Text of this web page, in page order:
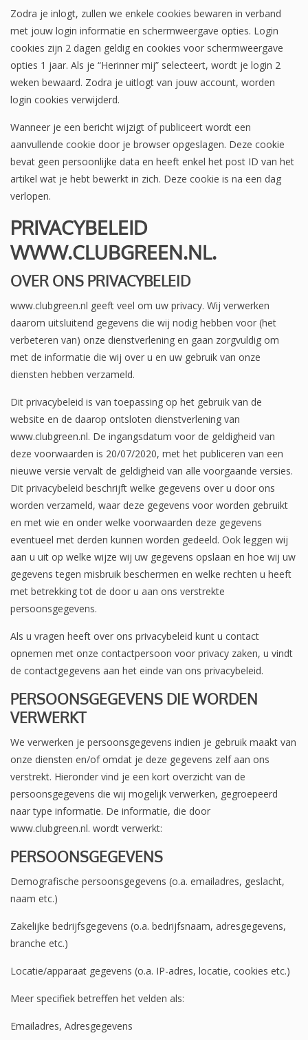
Zodra je inlogt, zullen we enkele cookies bewaren in verband
met jouw login informatie en schermweergave opties. Login
cookies zijn 2 dagen geldig en cookies voor schermweergave
opties 1 jaar. Als je “Herinner mij” selecteert, wordt je login 2
weken bewaard. Zodra je uitlogt van jouw account, worden
login cookies verwijderd.
Wanneer je een bericht wijzigt of publiceert wordt een
aanvullende cookie door je browser opgeslagen. Deze cookie
bevat geen persoonlijke data en heeft enkel het post ID van het
artikel wat je hebt bewerkt in zich. Deze cookie is na een dag
verlopen.
PRIVACYBELEID
WWW.CLUBGREEN.NL.
OVER ONS PRIVACYBELEID
www.clubgreen.nl geeft veel om uw privacy. Wij verwerken
daarom uitsluitend gegevens die wij nodig hebben voor (het
verbeteren van) onze dienstverlening en gaan zorgvuldig om
met de informatie die wij over u en uw gebruik van onze
diensten hebben verzameld.
Dit privacybeleid is van toepassing op het gebruik van de
website en de daarop ontsloten dienstverlening van
www.clubgreen.nl. De ingangsdatum voor de geldigheid van
deze voorwaarden is 20/07/2020, met het publiceren van een
nieuwe versie vervalt de geldigheid van alle voorgaande versies.
Dit privacybeleid beschrijft welke gegevens over u door ons
worden verzameld, waar deze gegevens voor worden gebruikt
en met wie en onder welke voorwaarden deze gegevens
eventueel met derden kunnen worden gedeeld. Ook leggen wij
aan u uit op welke wijze wij uw gegevens opslaan en hoe wij uw
gegevens tegen misbruik beschermen en welke rechten u heeft
met betrekking tot de door u aan ons verstrekte
persoonsgegevens.
Als u vragen heeft over ons privacybeleid kunt u contact
opnemen met onze contactpersoon voor privacy zaken, u vindt
de contactgegevens aan het einde van ons privacybeleid.
PERSOONSGEGEVENS DIE WORDEN
VERWERKT
We verwerken je persoonsgegevens indien je gebruik maakt van
onze diensten en/of omdat je deze gegevens zelf aan ons
verstrekt. Hieronder vind je een kort overzicht van de
persoonsgegevens die wij mogelijk verwerken, gegroepeerd
naar type informatie. De informatie, die door
www.clubgreen.nl. wordt verwerkt:
PERSOONSGEGEVENS
Demografische persoonsgegevens (o.a. emailadres, geslacht,
naam etc.)
Zakelijke bedrijfsgegevens (o.a. bedrijfsnaam, adresgegevens,
branche etc.)
Locatie/apparaat gegevens (o.a. IP-adres, locatie, cookies etc.)
Meer specifiek betreffen het velden als:
Emailadres, Adresgegevens